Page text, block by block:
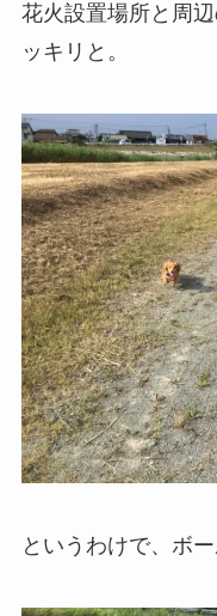
花火設置場所と周
ッキリと。
というわけで、ボ